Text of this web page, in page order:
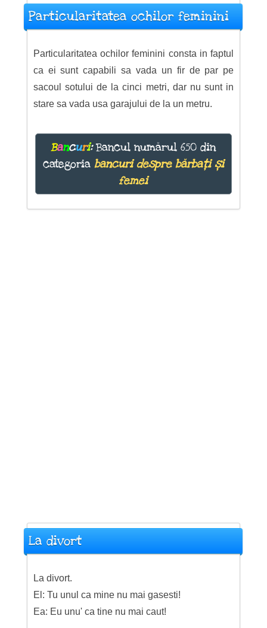
Particularitatea ochilor feminini
Particularitatea ochilor feminini consta in faptul
ca ei sunt capabili sa vada un fir de par pe
sacoul sotului de la cinci metri, dar nu sunt in
stare sa vada usa garajului de la un metru.
Bancuri:Bancul numărul 650 din
categoria bancuri despre bărbați și
femei
La divort
La divort.
El: Tu unul ca mine nu mai gasesti!
Ea: Eu unu' ca tine nu mai caut!